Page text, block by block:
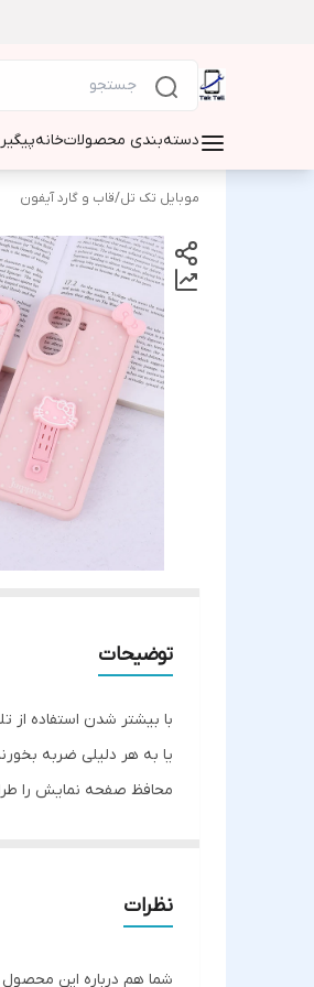
دسته‌بندی محصولاتخانه
موبایل تک تل/قاب و گارد آیفون
توضیحات
با بیشتر شدن استفاده
یا به هر دلیلی ضربه
محافظ صفحه نمایش را
قسمت پورت ها و دوربین
همراه شما به خوبی
نظرات
شما هم درباره این محصول